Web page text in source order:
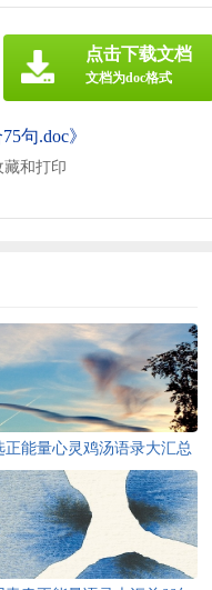
句.doc》
藏和打印
点击下载文档
文档为doc格式
正能量心灵鸡汤语录大汇总
84条